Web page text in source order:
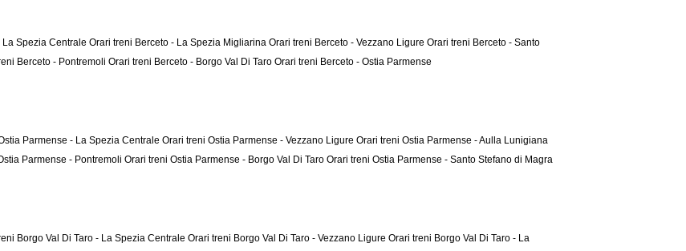
Spezia Centrale Orari treni Berceto - La Spezia Migliarina Orari treni Berceto - Vezzano Ligure Orari treni Berceto - Santo
Berceto - Pontremoli Orari treni Berceto - Borgo Val Di Taro Orari treni Berceto - Ostia Parmense
Parmense - La Spezia Centrale Orari treni Ostia Parmense - Vezzano Ligure Orari treni Ostia Parmense - Aulla Lunigiana
Parmense - Pontremoli Orari treni Ostia Parmense - Borgo Val Di Taro Orari treni Ostia Parmense - Santo Stefano di Magra
Borgo Val Di Taro - La Spezia Centrale Orari treni Borgo Val Di Taro - Vezzano Ligure Orari treni Borgo Val Di Taro - La